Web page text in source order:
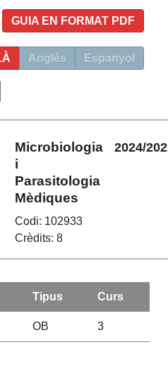
GUIA EN FORMAT PDF
Anglès Espanyol
Microbiologia
i
Parasitologia
Mèdiques
Codi: 102933
Crèdits: 8
2024/
Tipus Curs
OB 3